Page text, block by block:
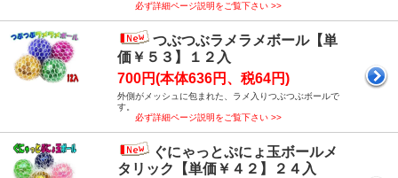
必ず詳細ページ説明をご覧下さい >>
つぶつぶラメラメボール【単
価￥５３】１２入
700円(本体636円、税64円)
外側がメッシュに包まれた、ラメ入りつぶつぶボールで
す。
必ず詳細ページ説明をご覧下さい >>
ぐにゃっとぷにょ玉ボールメ
タリック【単価￥４２】２４入